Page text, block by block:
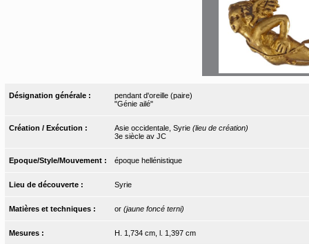
Désignation générale :
pendant d'oreille (paire)
"Génie ailé"
Création / Exécution : Asie occidentale, Syrie (lieu de création)
3e siècle av JC
Epoque/Style/Mouvement : époque hellénistique
Lieu de découverte : Syrie
Matières et techniques : or (jaune foncé terni)
Mesures : H. 1,734 cm, l. 1,397 cm